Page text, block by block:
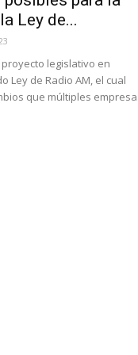
Ley de...
legislativo en
Ley de Radio AM, el cual
que múltiples